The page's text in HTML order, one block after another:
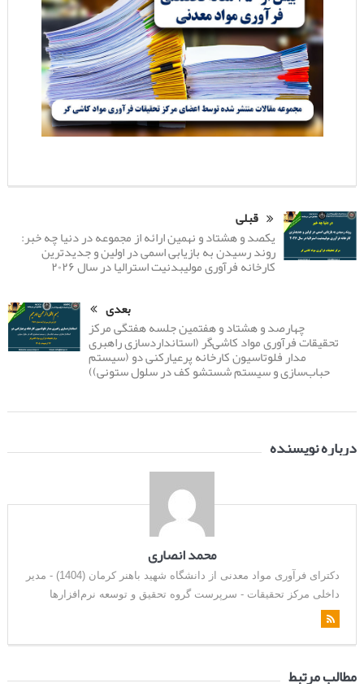
قبلی
یکصد و هشتاد و نهمین ارائه از مجموعه در دنیا چه خبر:
روند رسیدن به بازیابی اسمی در اولین و جدیدترین
کارخانه فرآوری مولیبدنیت استرالیا در سال ۲۰۲۶
بعدی
چهارصد و هشتاد و هفتمین جلسه هفتگی مرکز
تحقیقات فرآوری مواد کاشی‌گر (استانداردسازی راهبری
مدار فلوتاسیون کارخانه پرعیارکنی دو (سیستم
حباب‌سازی و سیستم شستشو کف در سلول ستونی))
درباره نویسنده
محمد انصاری
دکترای فرآوری مواد معدنی از دانشگاه شهید باهنر کرمان (1404) - مدیر
داخلی مرکز تحقیقات - سرپرست گروه تحقیق و توسعه نرم‌افزارها
مطالب مرتبط